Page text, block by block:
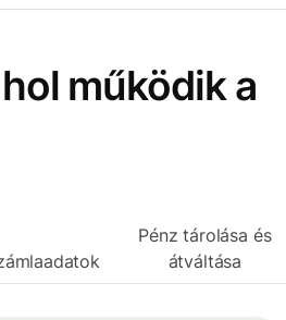
működik a
Pénz tárolása és
átváltása